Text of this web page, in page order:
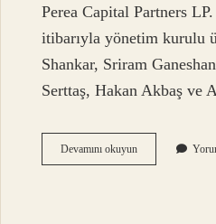
Perea Capital Partners
itibarıyla yönetim kurulu
Shankar, Sriram
Serttaş, Hakan Akbaş ve
Devamını okuyunArena
Ne